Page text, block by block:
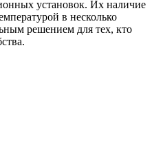
установок. Их наличие
в несколько
решением для тех, кто